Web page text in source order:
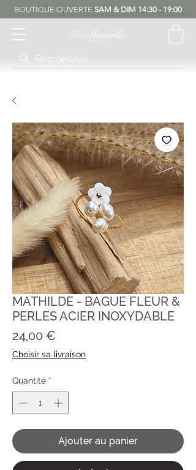
BOUTIQUE OUVERTE SAM & DIM 14:30 - 19:00
MATHILDE - BAGUE FLEUR &
PERLES ACIER INOXYDABLE
24,00 €
Choisir sa livraison
Quantité *
Ajouter au panier